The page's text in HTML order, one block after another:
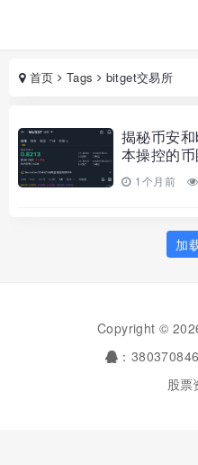
首页 Tags bitget交易所
揭秘币安
本操控的币
1个月前
加
Copyright ©
：
股票